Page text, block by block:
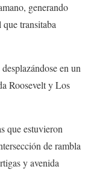
generando
transitaba
en un
Roosevelt y Los
que estuvieron
de rambla
y avenida